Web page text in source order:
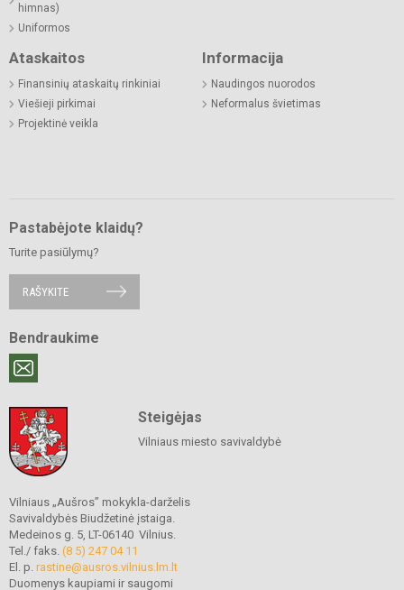
himnas)
Uniformos
Ataskaitos
Finansinių ataskaitų rinkiniai
Viešieji pirkimai
Projektinė veikla
Informacija
Naudingos nuorodos
Neformalus švietimas
Pastabėjote klaidų?
Turite pasiūlymų?
RAŠYKITE
Bendraukime
Steigėjas
Vilniaus miesto savivaldybė
Vilniaus „Aušros” mokykla-darželis
Savivaldybės Biudžetinė įstaiga.
Medeinos g. 5, LT-06140 Vilnius.
Tel./ faks. (8 5) 247 04 11
El. p. rastine@ausros.vilnius.lm.lt
Duomenys kaupiami ir saugomi